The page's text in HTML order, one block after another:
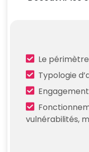
Le
Typologie
vulnérabilités,